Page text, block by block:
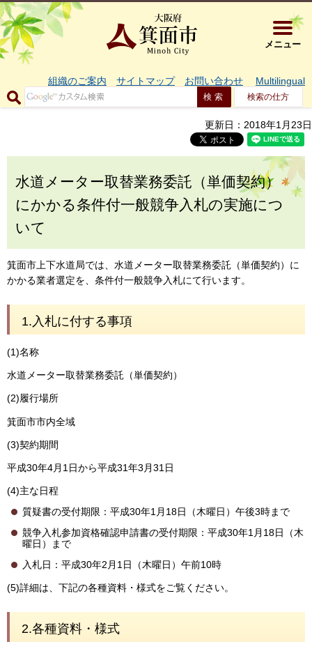
大阪府箕
メニュー
組織のご案内 サイトマップ お問い合わせ Multilingual
検索の仕方
更新日：2018年1月23日
水道メーター取替業務委託（単価契約）
にかかる条件付一般競争入札の実施につ
いて
箕面市上下水道局では、水道メーター取替業務委託（単価契約）に
かかる業者選定を、条件付一般競争入札にて行います。
1.入札に付する事項
(1)名称
水道メーター取替業務委託（単価契約）
(2)履行場所
箕面市市内全域
(3)契約期間
平成30年4月1日から平成31年3月31日
(4)主な日程
質疑書の受付期限：平成30年1月18日（木曜日）午後3時まで
競争入札参加資格確認申請書の受付期限：平成30年1月18日（木
曜日）まで
入札日：平成30年2月1日（木曜日）午前10時
(5)詳細は、下記の各種資料・様式をご覧ください。
2.各種資料・様式